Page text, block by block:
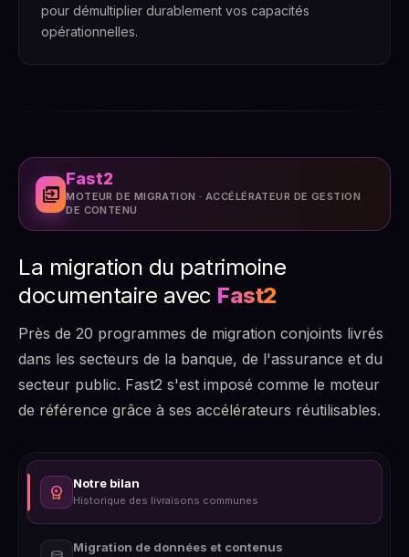
pour démultiplier durablement vos capacités
opérationnelles.
move_group
Fast2
MOTEUR DE MIGRATION · ACCÉLÉRATEUR DE GESTION
DE CONTENU
La migration du patrimoine
documentaire avec Fast2
Près de 20 programmes de migration conjoints livrés
dans les secteurs de la banque, de l'assurance et du
secteur public. Fast2 s'est imposé comme le moteur
de référence grâce à ses accélérateurs réutilisables.
workspace_premium Notre bilan
Historique des livraisons communes
Migration de données et contenus